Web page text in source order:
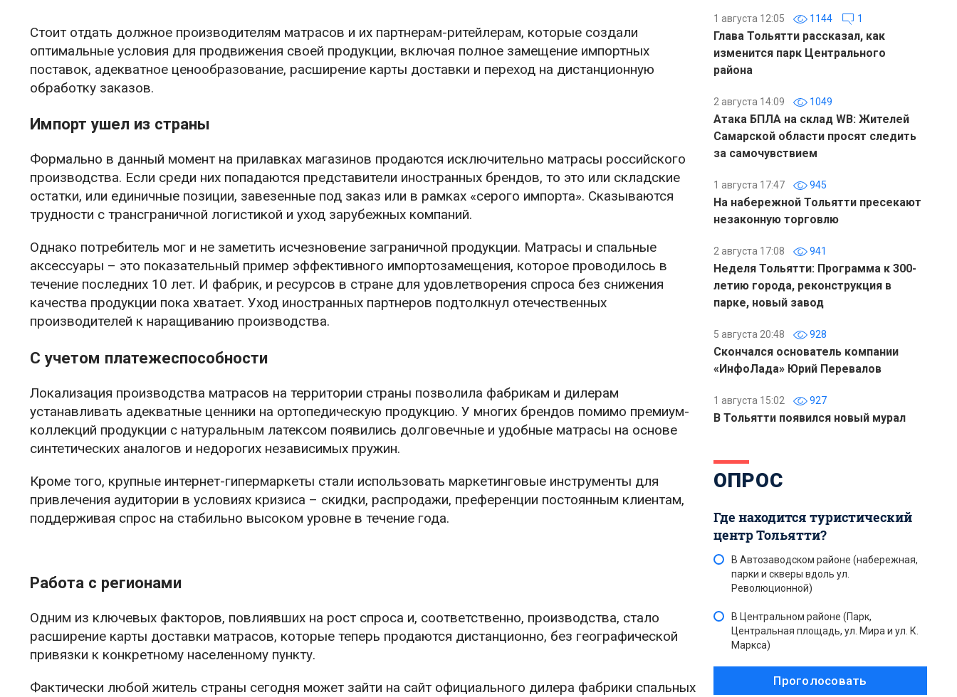
Стоит отдать должное производителям матрасов и их партнерам-ритейлерам, которые создали
оптимальные условия для продвижения своей продукции, включая полное замещение импортных
поставок, адекватное ценообразование, расширение карты доставки и переход на дистанционную
обработку заказов.
Импорт ушел из страны
Формально в данный момент на прилавках магазинов продаются исключительно матрасы российского
производства. Если среди них попадаются представители иностранных брендов, то это или складские
остатки, или единичные позиции, завезенные под заказ или в рамках «серого импорта». Сказываются
трудности с трансграничной логистикой и уход зарубежных компаний.
Однако потребитель мог и не заметить исчезновение заграничной продукции. Матрасы и спальные
аксессуары – это показательный пример эффективного импортозамещения, которое проводилось в
течение последних 10 лет. И фабрик, и ресурсов в стране для удовлетворения спроса без снижения
качества продукции пока хватает. Уход иностранных партнеров подтолкнул отечественных
производителей к наращиванию производства.
С учетом платежеспособности
Локализация производства матрасов на территории страны позволила фабрикам и дилерам
устанавливать адекватные ценники на ортопедическую продукцию. У многих брендов помимо премиум-
коллекций продукции с натуральным латексом появились долговечные и удобные матрасы на основе
синтетических аналогов и недорогих независимых пружин.
Кроме того, крупные интернет-гипермаркеты стали использовать маркетинговые инструменты для
привлечения аудитории в условиях кризиса – скидки, распродажи, преференции постоянным клиентам,
поддерживая спрос на стабильно высоком уровне в течение года.
Работа с регионами
Одним из ключевых факторов, повлиявших на рост спроса и, соответственно, производства, стало
расширение карты доставки матрасов, которые теперь продаются дистанционно, без географической
привязки к конкретному населенному пункту.
Фактически любой житель страны сегодня может зайти на сайт официального дилера фабрики спальных
1 августа 12:05 1144 1
Глава Тольятти рассказал, как
изменится парк Центрального
района
2 августа 14:09 1049
Атака БПЛА на склад WB: Жителей
Самарской области просят следить
за самочувствием
1 августа 17:47 945
На набережной Тольятти пресекают
незаконную торговлю
2 августа 17:08 941
Неделя Тольятти: Программа к 300-
летию города, реконструкция в
парке, новый завод
5 августа 20:48 928
Скончался основатель компании
«ИнфоЛада» Юрий Перевалов
1 августа 15:02 927
В Тольятти появился новый мурал
ОПРОС
Где находится туристический
центр Тольятти?
В Автозаводском районе (набережная,
парки и скверы вдоль ул.
Революционной)
В Центральном районе (Парк,
Центральная площадь, ул. Мира и ул. К.
Маркса)